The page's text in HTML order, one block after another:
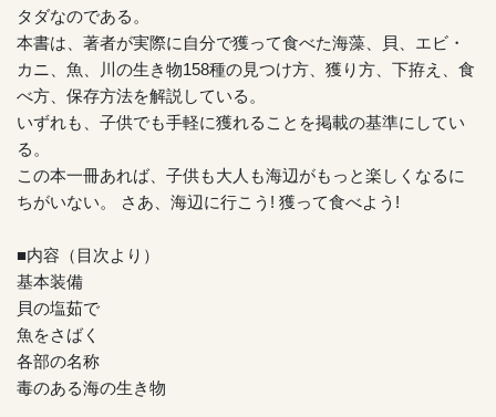
タダなのである。
本書は、著者が実際に自分で獲って食べた海藻、貝、エビ・
カニ、魚、川の生き物158種の見つけ方、獲り方、下拵え、食
べ方、保存方法を解説している。
いずれも、子供でも手軽に獲れることを掲載の基準にしてい
る。
この本一冊あれば、子供も大人も海辺がもっと楽しくなるに
ちがいない。 さあ、海辺に行こう! 獲って食べよう!
■内容（目次より）
基本装備
貝の塩茹で
魚をさばく
各部の名称
毒のある海の生き物